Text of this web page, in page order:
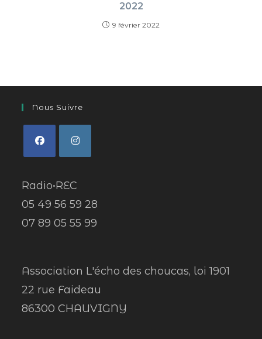
2022
9 février 2022
Nous Suivre
Radio•REC
05 49 56 59 28
07 89 05 55 99
Association L'écho des choucas, loi 1901
22 rue Faideau
86300 CHAUVIGNY